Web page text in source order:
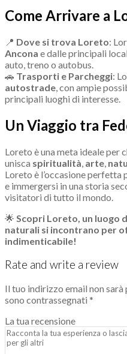
Come Arrivare a
📍 Dove si trova Loreto:
Ancona e dalle principali
auto, treno o autobus.
🚗 Trasporti e Parcheggi:
autostrade, con ampie
principali luoghi di interesse.
Un Viaggio tra
Loreto è una meta ideale per
unisca spiritualità, arte,
Loreto è l’occasione perfetta
e immergersi in una storia
visitatori di tutto il mondo.
🌟 Scopri Loreto, un luogo
naturali si incontrano per
indimenticabile!
Rate and write a review
Il tuo indirizzo email non sarà
sono contrassegnati *
La tua recensione